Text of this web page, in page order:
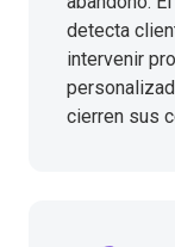
detecta
intervenir
cierren sus